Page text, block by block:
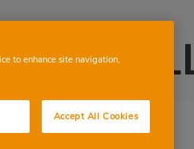
siguientes:
to enhance site navigation,
Accept All Cookies